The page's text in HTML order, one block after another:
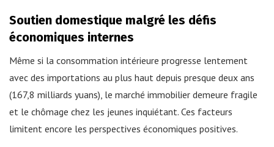
Soutien domestique malgré les défis
économiques internes
Même si la consommation intérieure progresse lentement
avec des importations au plus haut depuis presque deux ans
(167,8 milliards yuans), le marché immobilier demeure fragile
et le chômage chez les jeunes inquiétant. Ces facteurs
limitent encore les perspectives économiques positives.